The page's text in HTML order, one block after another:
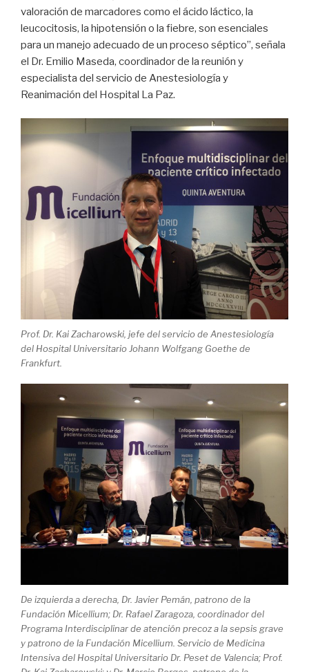
valoración de marcadores como el ácido láctico, la
leucocitosis, la hipotensión o la fiebre, son esenciales
para un manejo adecuado de un proceso séptico”, señala
el Dr. Emilio Maseda, coordinador de la reunión y
especialista del servicio de Anestesiología y
Reanimación del Hospital La Paz.
Prof. Dr. Kai Zacharowski, jefe del servicio de Anestesiología
del Hospital Universitario Johann Wolfgang Goethe de
Frankfurt.
De izquierda a derecha, Dr. Javier Pemán, patrono de la
Fundación Micellium; Dr. Rafael Zaragoza, coordinador del
Programa Interdisciplinar de atención precoz a la sepsis grave
y patrono de la Fundación Micellium. Servicio de Medicina
Intensiva del Hospital Universitario Dr. Peset de Valencia; Prof.